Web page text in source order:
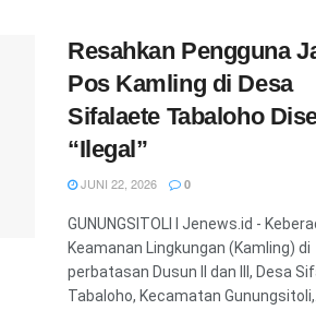
Resahkan Pengguna
Pos Kamling di Desa
Sifalaete Tabaloho
“Ilegal”
JUNI 22, 2026 0
GUNUNGSITOLI l Jenews.id -
Keamanan Lingkungan (Kamling) di
perbatasan Dusun ll dan lll, Desa
Tabaloho, Kecamatan Gunungsitoli,...